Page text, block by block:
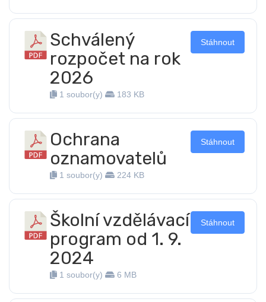
Schválený
rozpočet na rok
2026
1 soubor(y) 183 KB
Stáhnout
Ochrana
oznamovatelů
1 soubor(y) 224 KB
Stáhnout
Školní vzdělávací
program od 1. 9.
2024
1 soubor(y) 6 MB
Stáhnout